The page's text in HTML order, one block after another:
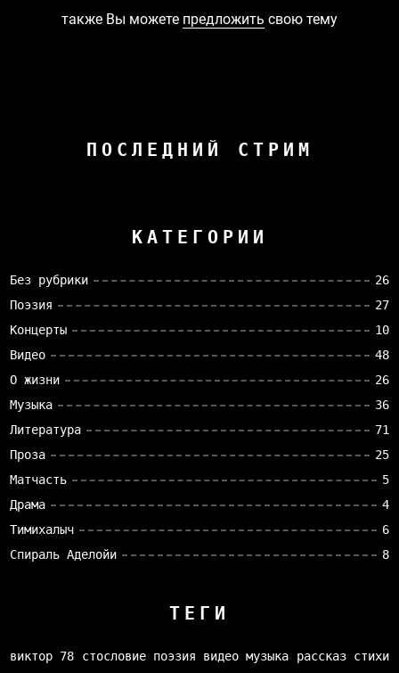
также Вы можете предложить свою тему
ПОСЛЕДНИЙ СТРИМ
КАТЕГОРИИ
Без рубрики
26
Поэзия
27
Концерты
10
Видео
48
О жизни
26
Музыка
36
Литература
71
Проза
25
Матчасть
5
Драма
4
Тимихалыч
6
Спираль Аделойи
8
ТЕГИ
виктор 78 стословие поэзия видео музыка рассказ стихи